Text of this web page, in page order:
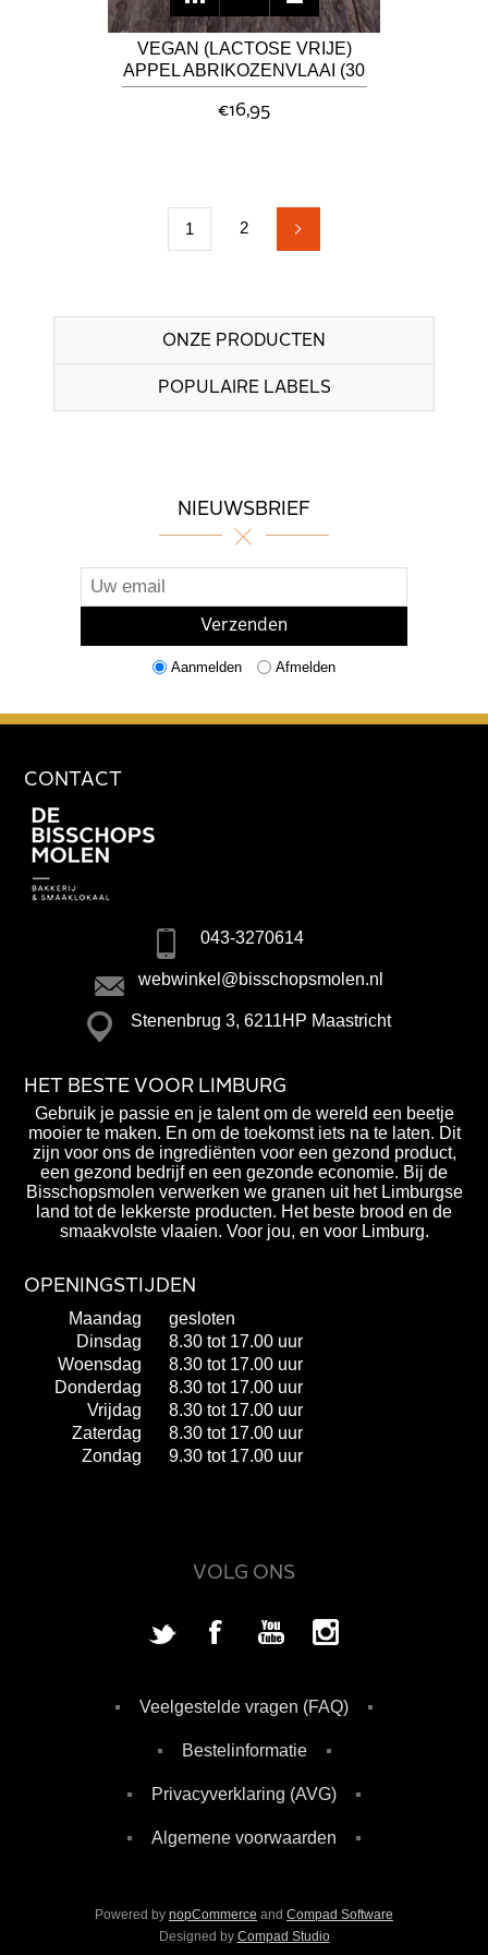
VEGAN (LACTOSE VRIJE)
APPEL ABRIKOZENVLAAI (30
CM)
€16,95
1 2
ONZE PRODUCTEN
POPULAIRE LABELS
NIEUWSBRIEF
Aanmelden Afmelden
CONTACT
043-3270614
webwinkel@bisschopsmolen.nl
Stenenbrug 3, 6211HP Maastricht
HET BESTE VOOR LIMBURG
Gebruik je passie en je talent om de wereld een beetje
mooier te maken. En om de toekomst iets na te laten. Dit
zijn voor ons de ingrediënten voor een gezond product,
een gezond bedrijf en een gezonde economie. Bij de
Bisschopsmolen verwerken we granen uit het Limburgse
land tot de lekkerste producten. Het beste brood en de
smaakvolste vlaaien. Voor jou, en voor Limburg.
OPENINGSTIJDEN
Maandag
gesloten
Dinsdag
8.30 tot 17.00 uur
Woensdag
8.30 tot 17.00 uur
Donderdag
8.30 tot 17.00 uur
Vrijdag
8.30 tot 17.00 uur
Zaterdag
8.30 tot 17.00 uur
Zondag
9.30 tot 17.00 uur
VOLG ONS
Veelgestelde vragen (FAQ)
Bestelinformatie
Privacyverklaring (AVG)
Algemene voorwaarden
Powered by nopCommerce and Compad Software
Designed by Compad Studio